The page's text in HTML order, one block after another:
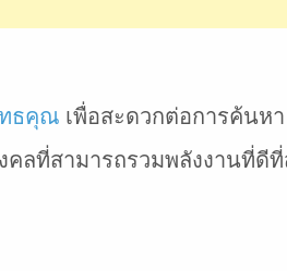
ธคุณ เพื่อสะดวกต่อการค้นหา
ลที่สามารถรวมพลังงานที่ดี